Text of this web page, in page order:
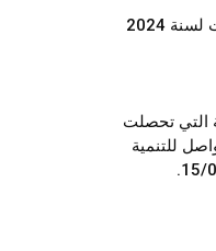
2024
التي تحصلت
للتنمية